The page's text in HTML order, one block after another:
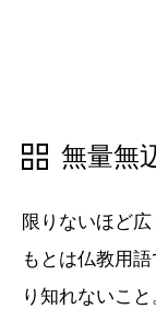
無量無
限りないほど広
もとは仏教用
り知れないこと